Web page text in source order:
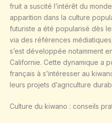
fruit a suscité l’intérêt du
apparition dans la culture
futuriste a été popularisé dès
via des références
s’est développée notamment
Californie. Cette dynamique a
français à s’intéresser au
leurs projets d’agriculture
Culture du kiwano : conseils